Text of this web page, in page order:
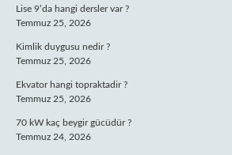
Lise 9’da hangi dersler var ?
Temmuz 25, 2026
Kimlik duygusu nedir ?
Temmuz 25, 2026
Ekvator hangi topraktadir ?
Temmuz 25, 2026
70 kW kaç beygir gücüdür ?
Temmuz 24, 2026